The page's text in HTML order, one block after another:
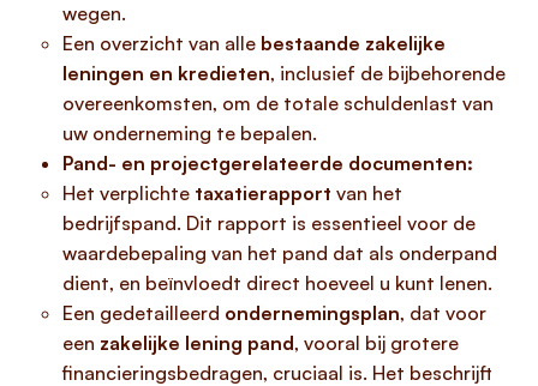
wegen.
Een overzicht van alle bestaande zakelijke
leningen en kredieten, inclusief de bijbehorende
overeenkomsten, om de totale schuldenlast van
uw onderneming te bepalen.
Pand- en projectgerelateerde documenten:
Het verplichte taxatierapport van het
bedrijfspand. Dit rapport is essentieel voor de
waardebepaling van het pand dat als onderpand
dient, en beïnvloedt direct hoeveel u kunt lenen.
Een gedetailleerd ondernemingsplan, dat voor
een zakelijke lening pand, vooral bij grotere
financieringsbedragen, cruciaal is. Het beschrijft